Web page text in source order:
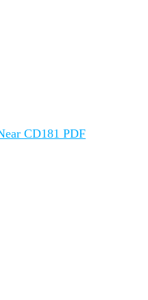
CD181 PDF